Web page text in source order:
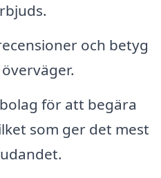
och betyg
för att begära
som ger det mest